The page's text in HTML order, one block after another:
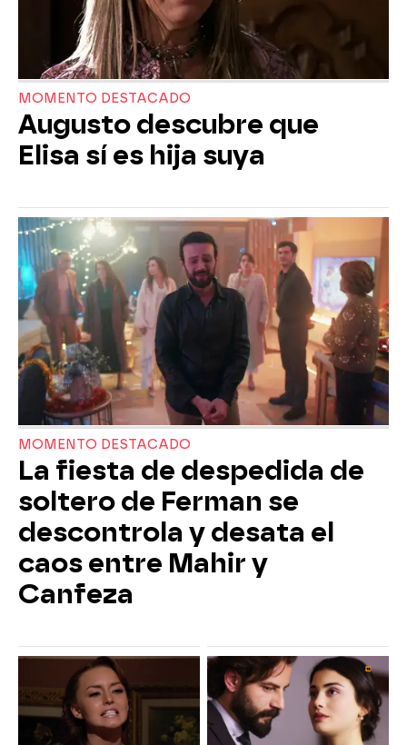
MOMENTO DESTACADO
Augusto descubre que
Elisa sí es hija suya
MOMENTO DESTACADO
La fiesta de despedida de
soltero de Ferman se
descontrola y desata el
caos entre Mahir y
Canfeza